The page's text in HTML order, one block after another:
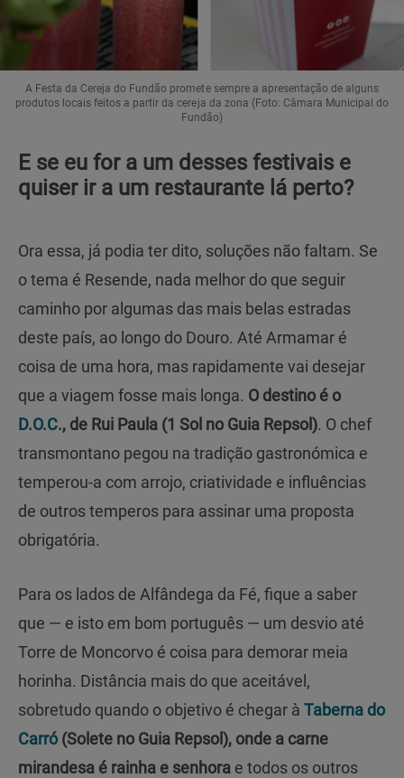
A Festa da Cereja do Fundão promete sempre a apresentação de alguns
produtos locais feitos a partir da cereja da zona (Foto: Câmara Municipal do
Fundão)
E se eu for a um desses festivais e
quiser ir a um restaurante lá perto?
Ora essa, já podia ter dito, soluções não faltam. Se
o tema é Resende, nada melhor do que seguir
caminho por algumas das mais belas estradas
deste país, ao longo do Douro. Até Armamar é
coisa de uma hora, mas rapidamente vai desejar
que a viagem fosse mais longa. O destino é o
D.O.C., de Rui Paula (1 Sol no Guia Repsol). O chef
transmontano pegou na tradição gastronómica e
temperou-a com arrojo, criatividade e influências
de outros temperos para assinar uma proposta
obrigatória.
Para os lados de Alfândega da Fé, fique a saber
que — e isto em bom português — um desvio até
Torre de Moncorvo é coisa para demorar meia
horinha. Distância mais do que aceitável,
sobretudo quando o objetivo é chegar à Taberna do
Carró(Solete no Guia Repsol), onde a carne
mirandesa é rainha e senhora e todos os outros